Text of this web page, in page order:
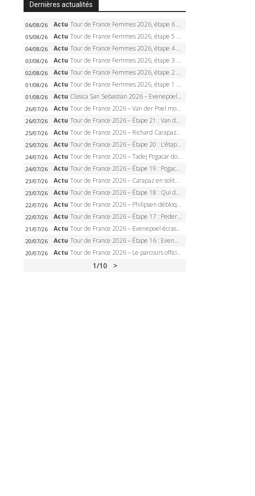
Dernières actualités
06/08/26 Actu Tour de France Femmes 2026, étape 6 – Kim Le Court-Pienaar gagne à Tournon, Reusser en jaune
05/08/26 Actu Tour de France Femmes 2026, étape 5 – Demi Vollering gagne à Belleville, Reusser en jaune, Ferrand-Prévot coule
04/08/26 Actu Tour de France Femmes 2026, étape 4 – Marlen Reusser écrase le chrono, Ferrand-Prévot en crise
03/08/26 Actu Tour de France Femmes 2026, étape 3 – Sigrid Haugset en solitaire, 88 km d’échappée, maillot jaune
02/08/26 Actu Tour de France Femmes 2026, étape 2 – Lorena Wiebes doublé à Genève, Markus héroïque, 7e record
01/08/26 Actu Tour de France Femmes 2026, étape 1 – Lorena Wiebes intouchable à Lausanne, premier maillot jaune
01/08/26 Actu Clasica San Sebastian 2026 – Evenepoel recordman, 4e victoire, Carapaz battu au sprint
26/07/26 Actu Tour de France 2026 – Van der Poel monumental à Paris, Pogacar égale le record des cinq sacres
26/07/26 Actu Tour de France 2026 – Étape 21 : Van der Poel, Pogacar, qui succédera à Wout van Aert sur les Champs-Elysées ?
25/07/26 Actu Tour de France 2026 – Richard Carapaz roi des Alpes, doublé et maillot à pois, Seixas perd le podium
25/07/26 Actu Tour de France 2026 – Étape 20 : L’étape reine, Galibier, Sarenne, Alpe d’Huez, qui succédera à Pogacar ?
24/07/26 Actu Tour de France 2026 – Tadej Pogacar dompte l’Alpe d’Huez, 5e victoire, record de Pantani pulvérisé
24/07/26 Actu Tour de France 2026 – Étape 19 : Pogacar peut-il enfin dompter l’Alpe d’Huez ?
23/07/26 Actu Tour de France 2026 – Carapaz en solitaire à Orcières-Merlette, Paret-Peintre à un point du maillot à pois
23/07/26 Actu Tour de France 2026 – Étape 18 : Qui domptera Orcières-Merlette, première marche vers l’Alpe d’Huez ?
22/07/26 Actu Tour de France 2026 – Philipsen débloque son compteur à Voiron, Pedersen en danger pour le maillot vert
22/07/26 Actu Tour de France 2026 – Étape 17 : Pedersen peut-il verrouiller le maillot vert à Voiron ?
21/07/26 Actu Tour de France 2026 – Evenepoel écrase le chrono d’Évian, Seixas 4e, Lipowitz abandonne
20/07/26 Actu Tour de France 2026 – Étape 16 : Evenepoel, Pogacar, Ganna… qui domptera le chrono d’Évian pour redessiner le podium ?
20/07/26 Actu Tour de France 2026 – Le parcours officiel complet : 21 étapes, profils, carte et dates
1/10 >